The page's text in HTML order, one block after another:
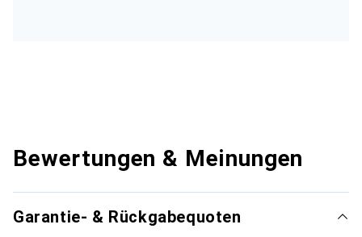
Bewertungen & Meinungen
Garantie- & Rückgabequoten